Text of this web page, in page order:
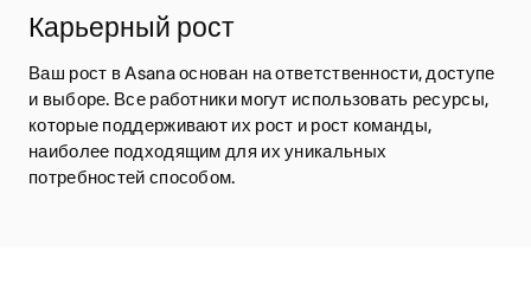
Карьерный рост
Ваш рост в Asana основан на ответственности, доступе
и выборе. Все работники могут использовать ресурсы,
которые поддерживают их рост и рост команды,
наиболее подходящим для их уникальных
потребностей способом.